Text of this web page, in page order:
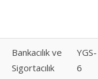
Bankacılık ve
Sigortacılık
YGS-
6